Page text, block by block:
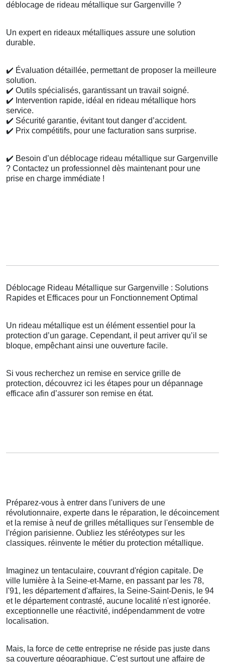
déblocage de rideau métallique sur Gargenville ?
Un expert en rideaux métalliques assure une solution
durable.
✔️ Évaluation détaillée, permettant de proposer la meilleure
solution.
✔️ Outils spécialisés, garantissant un travail soigné.
✔️ Intervention rapide, idéal en rideau métallique hors
service.
✔️ Sécurité garantie, évitant tout danger d’accident.
✔️ Prix compétitifs, pour une facturation sans surprise.
✔️ Besoin d’un déblocage rideau métallique sur Gargenville
? Contactez un professionnel dès maintenant pour une
prise en charge immédiate !
Déblocage Rideau Métallique sur Gargenville : Solutions
Rapides et Efficaces pour un Fonctionnement Optimal
Un rideau métallique est un élément essentiel pour la
protection d’un garage. Cependant, il peut arriver qu’il se
bloque, empêchant ainsi une ouverture facile.
Si vous recherchez un remise en service grille de
protection, découvrez ici les étapes pour un dépannage
efficace afin d’assurer son remise en état.
Préparez-vous à entrer dans l'univers de une
révolutionnaire, experte dans le réparation, le décoincement
et la remise à neuf de grilles métalliques sur l'ensemble de
l'région parisienne. Oubliez les stéréotypes sur les
classiques. réinvente le métier du protection métallique.
Imaginez un tentaculaire, couvrant d'région capitale. De
ville lumière à la Seine-et-Marne, en passant par les 78,
l'91, les département d'affaires, la Seine-Saint-Denis, le 94
et le département contrasté, aucune localité n'est ignorée.
exceptionnelle une réactivité, indépendamment de votre
localisation.
Mais, la force de cette entreprise ne réside pas juste dans
sa couverture géographique. C'est surtout une affaire de